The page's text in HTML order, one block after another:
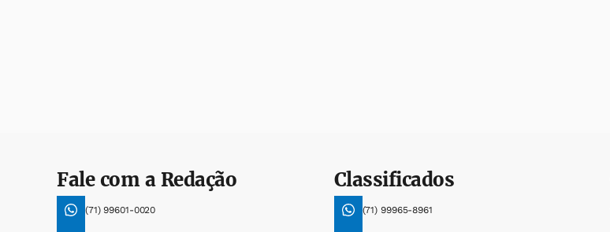
Fale com a Redação
(71) 99601-0020
Classificados
(71) 99965-8961